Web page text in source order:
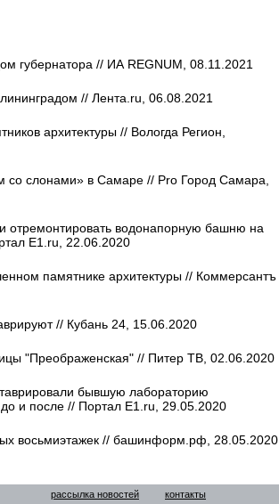
губернатора // ИА REGNUM, 08.11.2021
// Лента.ru, 06.08.2021
архитектуры // Вологда Регион,
со слонами» в Самаре // Pro Город Самара,
отремонтировать водонапорную башню на
E1.ru, 22.06.2020
памятнике архитектуры // Коммерсантъ
// Кубань 24, 15.06.2020
"Преображенская" // Питер ТВ, 02.06.2020
бывшую лабораторию
и после // Портал E1.ru, 29.05.2020
восьмиэтажек // башинформ.рф, 28.05.2020
рассылка новостей контакты